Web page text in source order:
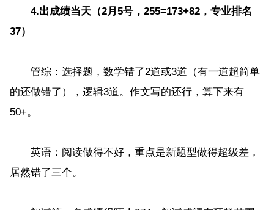
4.出成绩当天（2月5号，255=173+82，专业排名
37）
管综：选择题，数学错了2道或3道（有一道超简单
的还做错了），逻辑3道。作文写的还行，算下来有
50+。
英语：阅读做得不好，重点是新题型做得超级差，
居然错了三个。